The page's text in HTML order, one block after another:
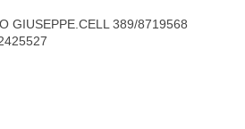
GIUSEPPE.CELL 389/8719568